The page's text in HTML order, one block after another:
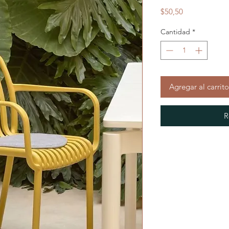
$50,50Precio
Cantidad *
Agregar al carrito